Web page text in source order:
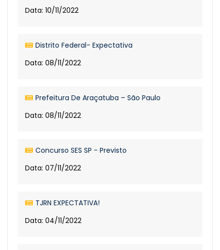
Data: 10/11/2022
Distrito Federal- Expectativa
Data: 08/11/2022
Prefeitura De Araçatuba – São Paulo
Data: 08/11/2022
Concurso SES SP - Previsto
Data: 07/11/2022
TJRN EXPECTATIVA!
Data: 04/11/2022